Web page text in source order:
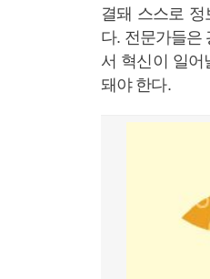
결돼 스스로
다. 전문가들은
서 혁신이 일어
돼야 한다.